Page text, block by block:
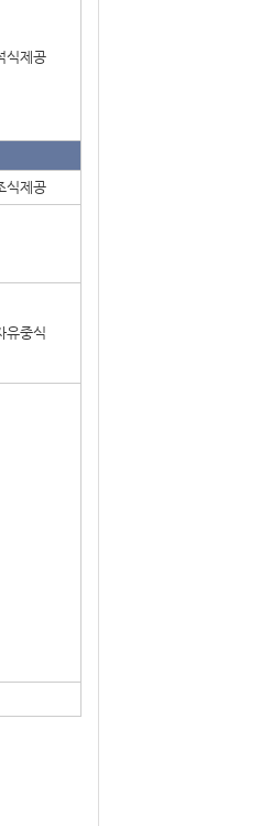
식제공
식제공
유중식